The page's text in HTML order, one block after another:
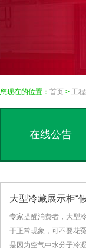
您现在的位置： 首页 > 工程
在线公告
大型冷藏展示柜“
专家提醒消费者，大型
于正常现象，可不要
是因为空气中水分子